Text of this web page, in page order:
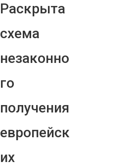
Раскрыта
схема
незаконно
го
получения
европейск
их